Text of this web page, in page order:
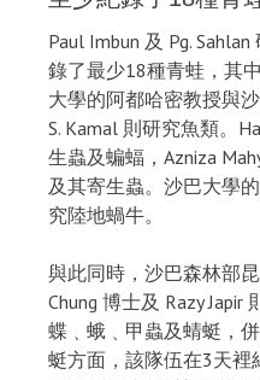
Paul Imbun 及 Pg.
錄了最少18種青蛙，其
大學的阿都哈密教授與
S. Kamal 則研究魚類。
生蟲及蝙蝠，Azniza
及其寄生蟲。沙巴大學
究陸地蝸牛。
與此同時，沙巴森林部
Chung 博士及 Razy Japir
蝶﹑蛾﹑甲蟲及蜻蜓，
蜓方面，該隊伍在3天